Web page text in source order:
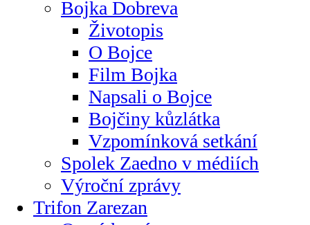
Bojka Dobreva
Životopis
O Bojce
Film Bojka
Napsali o Bojce
Bojčiny kůzlátka
Vzpomínková setkání
Spolek Zaedno v médiích
Výroční zprávy
Trifon Zarezan